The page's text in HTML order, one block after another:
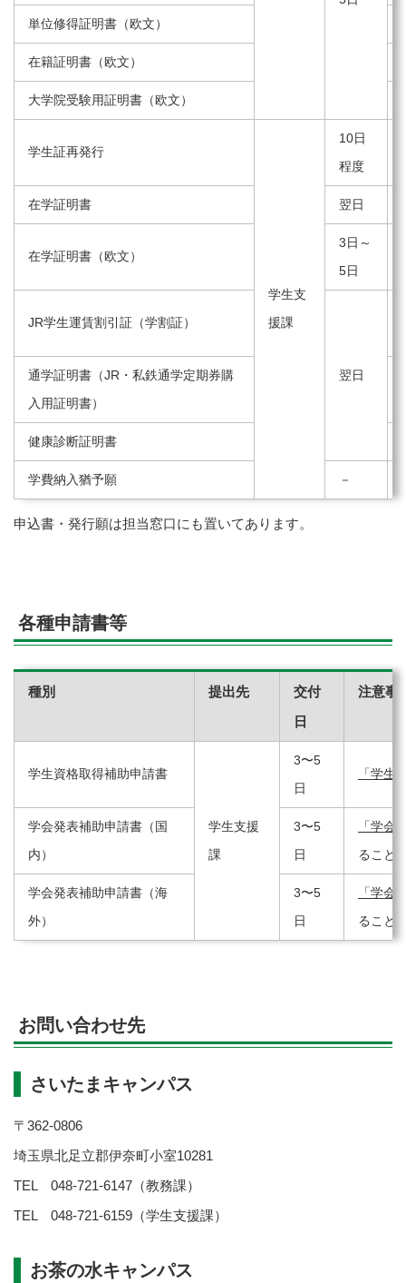
単位修得証明書（欧文）
在籍証明書（欧文）
大学院受験用証明書（欧文）
学生証再発行
学生支
援課
10日
程度
在学証明書 翌日
在学証明書（欧文）
3日～
5日
JR学生運賃割引証（学割証）
翌日
通学証明書（JR・私鉄通学定期券購
入用証明書）
健康診断証明書
学費納入猶予願 －
申込書・発行願は担当窓口にも置いてあります。
各種申請書等
種別 提出先
交付
日
注意事
学生資格取得補助申請書
学生支援
課
3〜5
日
「学生
学会発表補助申請書（国
内）
3〜5
日
「学会
ること
学会発表補助申請書（海
外）
3〜5
日
「学会
ること
お問い合わせ先
さいたまキャンパス
〒362-0806
埼玉県北足立郡伊奈町小室10281
TEL 048-721-6147（教務課）
TEL 048-721-6159（学生支援課）
お茶の水キャンパス